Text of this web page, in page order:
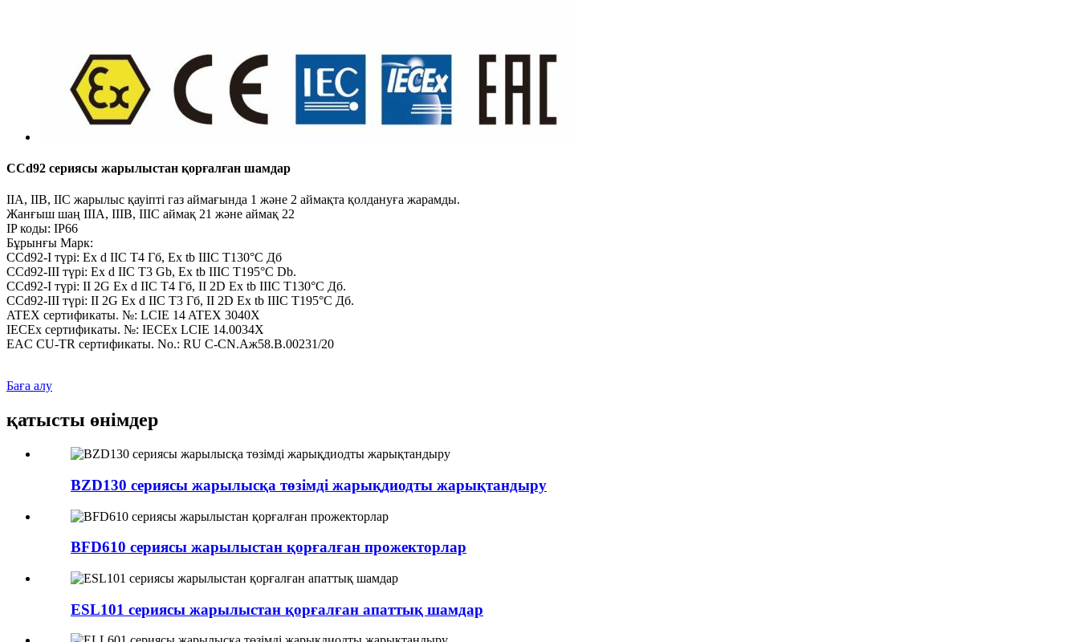
CCd92 сериясы жарылыстан қорғалған шамдар
IIA, IIB, IIC жарылыс қауіпті газ аймағында 1 және 2 аймақта қолдануға жарамды.
Жанғыш шаң IIIA, IIIB, IIIC аймақ 21 және аймақ 22
IP коды: IP66
Бұрынғы Марк:
CCd92-I түрі: Ex d IIC T4 Гб, Ex tb IIIC T130°C Дб
CCd92-III түрі: Ex d IIC T3 Gb, Ex tb IIIC T195°C Db.
CCd92-I түрі: II 2G Ex d IIC T4 Гб, II 2D Ex tb IIIC T130°C Дб.
CCd92-III түрі: II 2G Ex d IIC T3 Гб, II 2D Ex tb IIIC T195°C Дб.
ATEX сертификаты. №: LCIE 14 ATEX 3040X
IECEx сертификаты. №: IECEx LCIE 14.0034X
EAC CU-TR сертификаты. No.: RU C-CN.Aж58.B.00231/20
Баға алу
қатысты өнімдер
BZD130 сериясы жарылысқа төзімді жарықдиодты жарықтандыру
BFD610 сериясы жарылыстан қорғалған прожекторлар
ESL101 сериясы жарылыстан қорғалған апаттық шамдар